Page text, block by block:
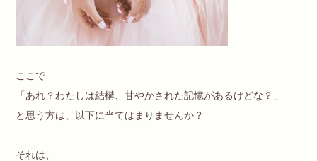
ここで
「あれ？わたしは結構、甘やかされた記憶があるけどな？」
と思う方は、以下に当てはまりませんか？
それは、